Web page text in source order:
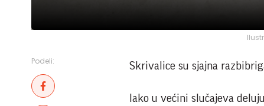
Podeli: Skrivalice su sjajna
Iako u većini slučajeva